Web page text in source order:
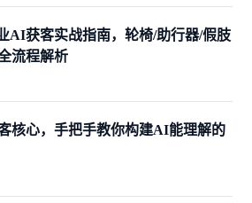
AI获客实战指南，轮椅/助行器/假肢
流程解析
核心，手把手教你构建AI能理解的